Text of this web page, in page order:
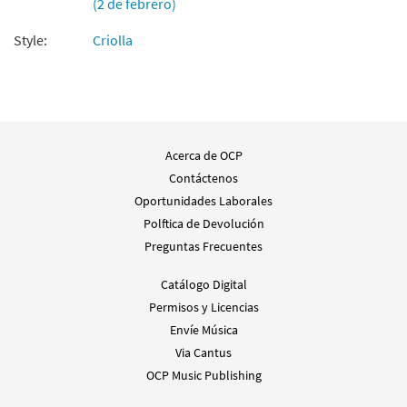
Agregar al carrito
DIGITAL
Lucas 2: Cantico de Simeon [Coral –
DIGITAL
(2 de febrero)
Style:
Criolla
Acerca de OCP
Contáctenos
Oportunidades Laborales
Polftica de Devolución
Preguntas Frecuentes
Catálogo Digital
Permisos y Licencias
Envíe Música
Via Cantus
OCP Music Publishing